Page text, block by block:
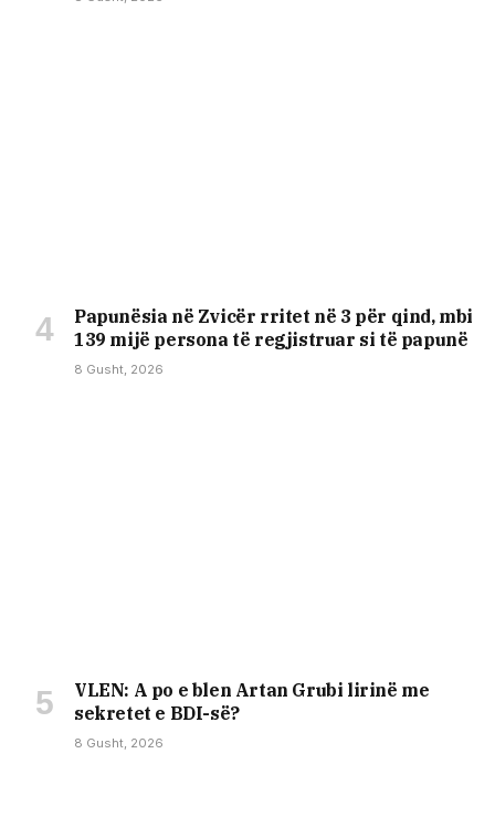
Papunësia në Zvicër rritet në 3 për qind, mbi
139 mijë persona të regjistruar si të papunë
8 Gusht, 2026
VLEN: A po e blen Artan Grubi lirinë me
sekretet e BDI-së?
8 Gusht, 2026